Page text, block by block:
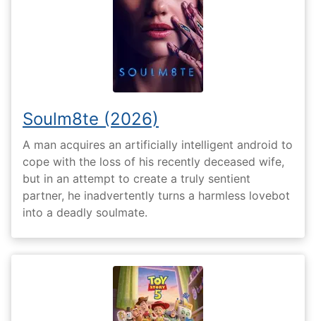
Soulm8te (2026)
A man acquires an artificially intelligent android to
cope with the loss of his recently deceased wife,
but in an attempt to create a truly sentient
partner, he inadvertently turns a harmless lovebot
into a deadly soulmate.